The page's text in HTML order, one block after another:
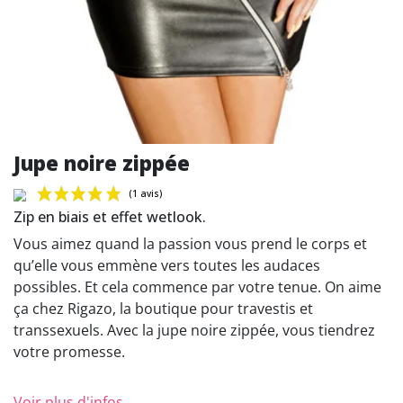
Jupe noire zippée
Zip en biais et effet wetlook.
Vous aimez quand la passion vous prend le corps et
qu’elle vous emmène vers toutes les audaces
possibles. Et cela commence par votre tenue. On aime
ça chez Rigazo, la boutique pour travestis et
transsexuels. Avec la jupe noire zippée, vous tiendrez
votre promesse.